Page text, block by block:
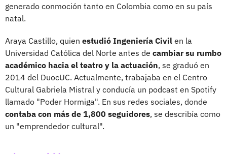
generado conmoción tanto en Colombia como en su país
natal.
Araya Castillo, quien estudió Ingeniería Civil en la
Universidad Católica del Norte antes de cambiar su rumbo
académico hacia el teatro y la actuación, se graduó en
2014 del DuocUC. Actualmente, trabajaba en el Centro
Cultural Gabriela Mistral y conducía un podcast en Spotify
llamado "Poder Hormiga". En sus redes sociales, donde
contaba con más de 1,800 seguidores, se describía como
un "emprendedor cultural".